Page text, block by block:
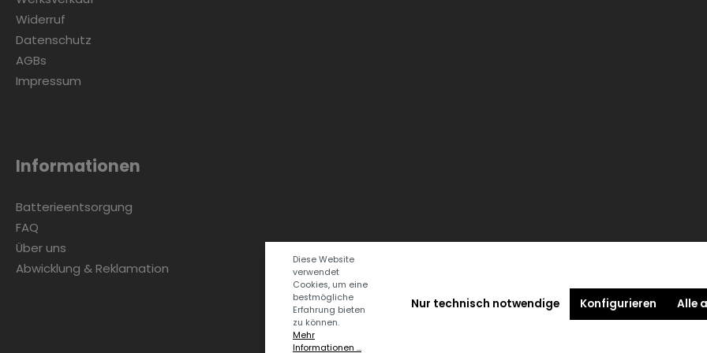
Widerruf
Datenschutz
AGBs
Impressum
Informationen
Batterieentsorgung
FAQ
Über uns
Abwicklung & Reklamation
Diese Website
verwendet
Cookies, um eine
bestmögliche
Erfahrung bieten
zu können.
Mehr
Informationen ...
Nur technisch notwendige Konfigurieren Alle